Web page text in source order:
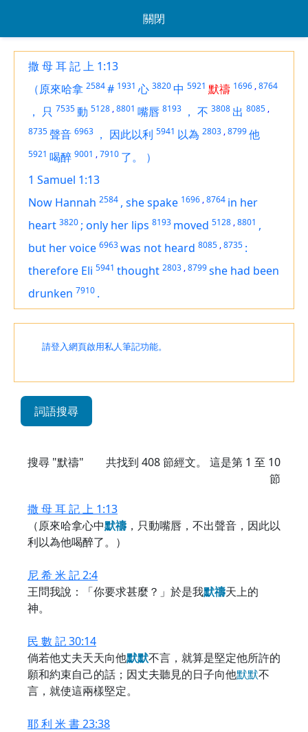
關閉
撒 母 耳 記 上 1:13
（原來哈拿 2584# 1931 心 3820中 5921 默禱 1696 ,8764
， 只 7535動 5128 ,8801 嘴唇 8193 ， 不 3808 出 8085 ,
8735聲音 6963 ， 因此以利 5941 以為 2803 ,8799他
5921 喝醉 9001 ,7910 了。
）
1 Samuel 1:13
Now Hannah 2584 , she spake 1696 ,8764 in her
heart 3820 ; only her lips 8193 moved 5128 ,8801 ,
but her voice 6963was not heard 8085 ,8735 :
therefore Eli 5941 thought 2803 ,8799she had been
drunken 7910 .
請登入網頁啟用私人筆記功能。
詞語搜尋
搜尋 "默禱" 共找到 408節經文。 這是第 1 至 10
節
撒 母 耳 記 上 1:13
（原來哈拿心中默禱 ，只動嘴唇，不出聲音，因此以
利以為他喝醉了。）
尼 希 米 記 2:4
王問我說：「你要求甚麼？」於是我默禱天上的
神。
民 數 記 30:14
倘若他丈夫天天向他默默不言，就算是堅定他所許的
願和約束自己的話；因丈夫聽見的日子向他默默不
言，就使這兩樣堅定。
耶 利 米 書 23:38